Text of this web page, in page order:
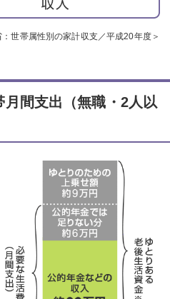
：世帯属性別の家計収支／平成20年度＞
間支出（無職・2人以